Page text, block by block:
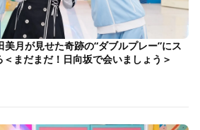
月が見せた奇跡の“ダブルプレー”にス
まだまだ！日向坂で会いましょう＞